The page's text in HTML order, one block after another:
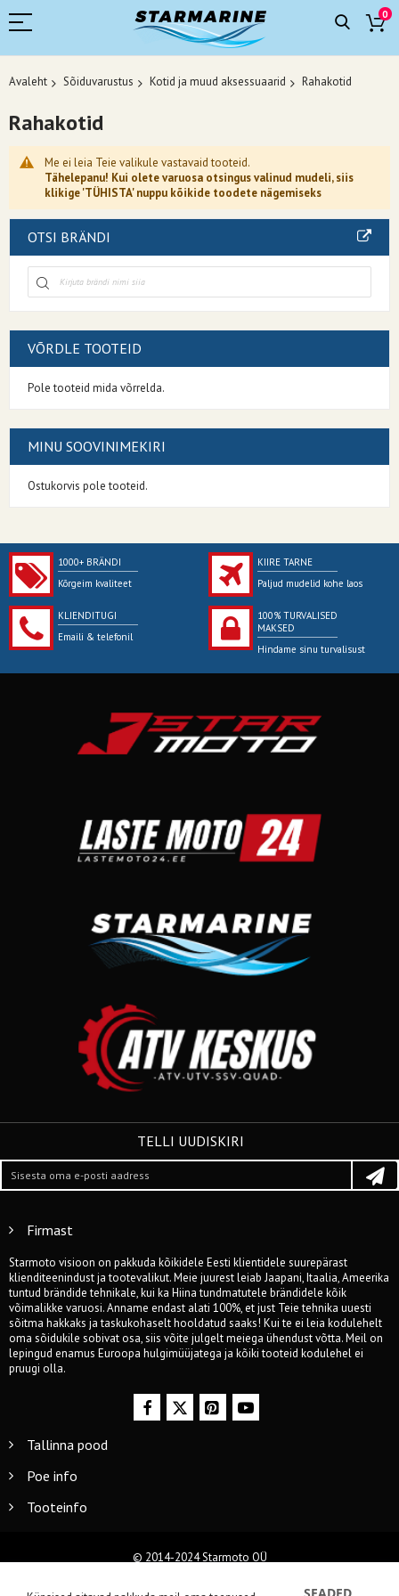
0
Avaleht Sõiduvarustus Kotid ja muud aksessuaarid Rahakotid
Rahakotid
Me ei leia Teie valikule vastavaid tooteid.
Tähelepanu! Kui olete varuosa otsingus valinud mudeli, siis
klikige 'TÜHISTA' nuppu kõikide toodete nägemiseks
OTSI BRÄNDI
VÕRDLE TOOTEID
Pole tooteid mida võrrelda.
MINU SOOVINIMEKIRI
Ostukorvis pole tooteid.
1000+ BRÄNDI
Kõrgeim kvaliteet
KIIRE TARNE
Paljud mudelid kohe laos
KLIENDITUGI
Emaili & telefonil
100% TURVALISED
MAKSED
Hindame sinu turvalisust
TELLI UUDISKIRI
Firmast
Starmoto visioon on pakkuda kõikidele Eesti klientidele suurepärast
klienditeenindust ja tootevalikut. Meie juurest leiab Jaapani, Itaalia, Ameerika
tuntud brändide tehnikale, kui ka Hiina tundmatutele brändidele kõik
võimalikke varuosi. Anname endast alati 100%, et just Teie tehnika uuesti
sõitma hakkaks ja taskukohaselt hooldatud saaks! Kui te ei leia kodulehelt
oma sõidukile sobivat osa, siis võite julgelt meiega ühendust võtta. Meil on
lepingud enamus Euroopa hulgimüüjatega ja kõiki tooteid kodulehel ei
pruugi olla.
Tallinna pood
Poe info
Tooteinfo
© 2014-2024 Starmoto OÜ